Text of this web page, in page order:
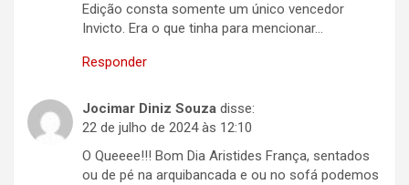
Edição consta somente um único vencedor
Invicto. Era o que tinha para mencionar…
Responder
Jocimar Diniz Souza disse:
22 de julho de 2024 às 12:10
O Queeee!!! Bom Dia Aristides França, sentados
ou de pé na arquibancada e ou no sofá podemos